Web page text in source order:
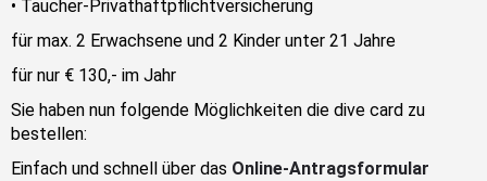
• Taucher-Privathaftpflichtversicherung
für max. 2 Erwachsene und 2 Kinder unter 21 Jahre
für nur € 130,- im Jahr
Sie haben nun folgende Möglichkeiten die dive card zu
bestellen:
Einfach und schnell über das Online-Antragsformular